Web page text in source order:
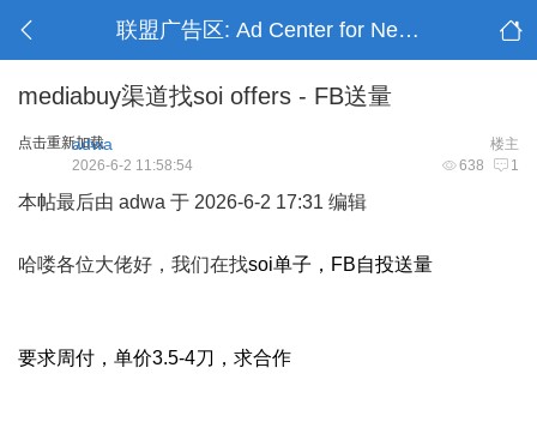
联盟广告区: Ad Center for Networks
mediabuy渠道找soi offers - FB送量
点击重新加载 楼主
adwa
638 1
2026-6-2 11:58:54
本帖最后由 adwa 于 2026-6-2 17:31 编辑
哈喽各位大佬好，我们在找soi单子，FB自投送量
要求周付，单价3.5-4刀，求合作